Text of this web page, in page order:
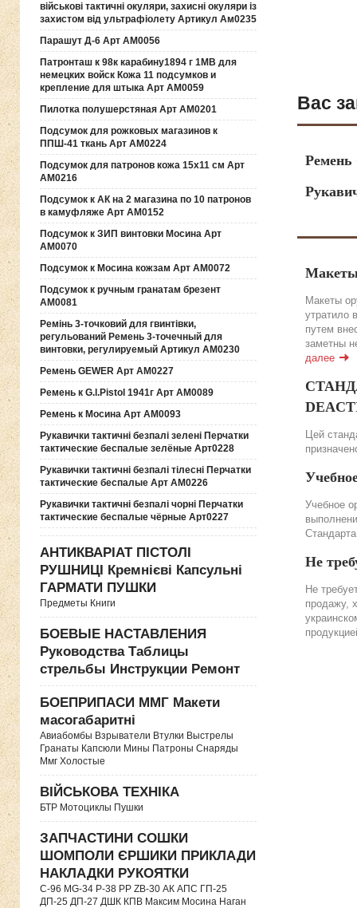
військові тактичні окуляри, захисні окуляри із
захистом від ультрафіолету Артикул Ам0235
Парашут Д-6 Арт АМ0056
Патронташ к 98к карабину1894 г 1МВ для
немецких войск Кожа 11 подсумков и
крепление для штыка Арт АМ0059
Пилотка полушерстяная Арт АМ0201
Подсумок для рожковых магазинов к
ППШ-41 ткань Арт АМ0224
Подсумок для патронов кожа 15х11 см Арт
АМ0216
Подсумок к АК на 2 магазина по 10 патронов
в камуфляже Арт АМ0152
Подсумок к ЗИП винтовки Мосина Арт
АМ0070
Подсумок к Мосина кожзам Арт АМ0072
Подсумок к ручным гранатам брезент
АМ0081
Ремінь 3-точковий для гвинтівки,
регульований Ремень 3-точечный для
винтовки, регулируемый Артикул АМ0230
Ремень GEWER Арт АМ0227
Ремень к G.l.Pistol 1941г Арт АМ0089
Ремень к Мосина Арт АМ0093
Рукавички тактичні безпалі зелені Перчатки
тактические беспалые зелёные Арт0228
Рукавички тактичні безпалі тілесні Перчатки
тактические беспалые Арт АМ0226
Рукавички тактичні безпалі чорні Перчатки
тактические беспалые чёрные Арт0227
АНТИКВАРІАТ ПІСТОЛІ
РУШНИЦІ Кремнієві Капсульні
ГАРМАТИ ПУШКИ
Предметы Книги
БОЕВЫЕ НАСТАВЛЕНИЯ
Руководства Таблицы
стрельбы Инструкции Ремонт
БОЕПРИПАСИ ММГ Макети
масогабаритні
Авиабомбы Взрыватели Втулки Выстрелы
Гранаты Капсюли Мины Патроны Снаряды
Ммг Холостые
ВІЙСЬКОВА ТЕХНІКА
БТР Мотоциклы Пушки
ЗАПЧАСТИНИ СОШКИ
ШОМПОЛИ ЄРШИКИ ПРИКЛАДИ
НАКЛАДКИ РУКОЯТКИ
C-96 MG-34 P-38 PP ZB-30 АК АПС ГП-25
ДП-25 ДП-27 ДШК КПВ Максим Мосина Наган
Вас
Макеты
Макеты
утратило
путем
заметны
далее
Цей
Учебное
Не
Не
продажу,